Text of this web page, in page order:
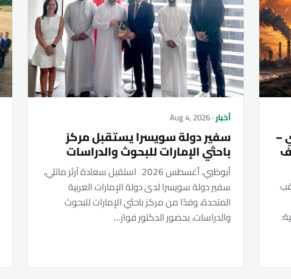
–
أخبار· Aug 4, 2026
سفير دولة سويسرا يستقبل مركز
باحثي الإمارات للبحوث والدراسات
أبوظبي، أغسطس 2026 استقبل سعادة آرثر ماتلي،
سفير دولة سويسرا لدى دولة الإمارات العربية
المتحدة، وفدًا من مركز باحثي الإمارات للبحوث
والدراسات، بحضور الدكتور فواز…